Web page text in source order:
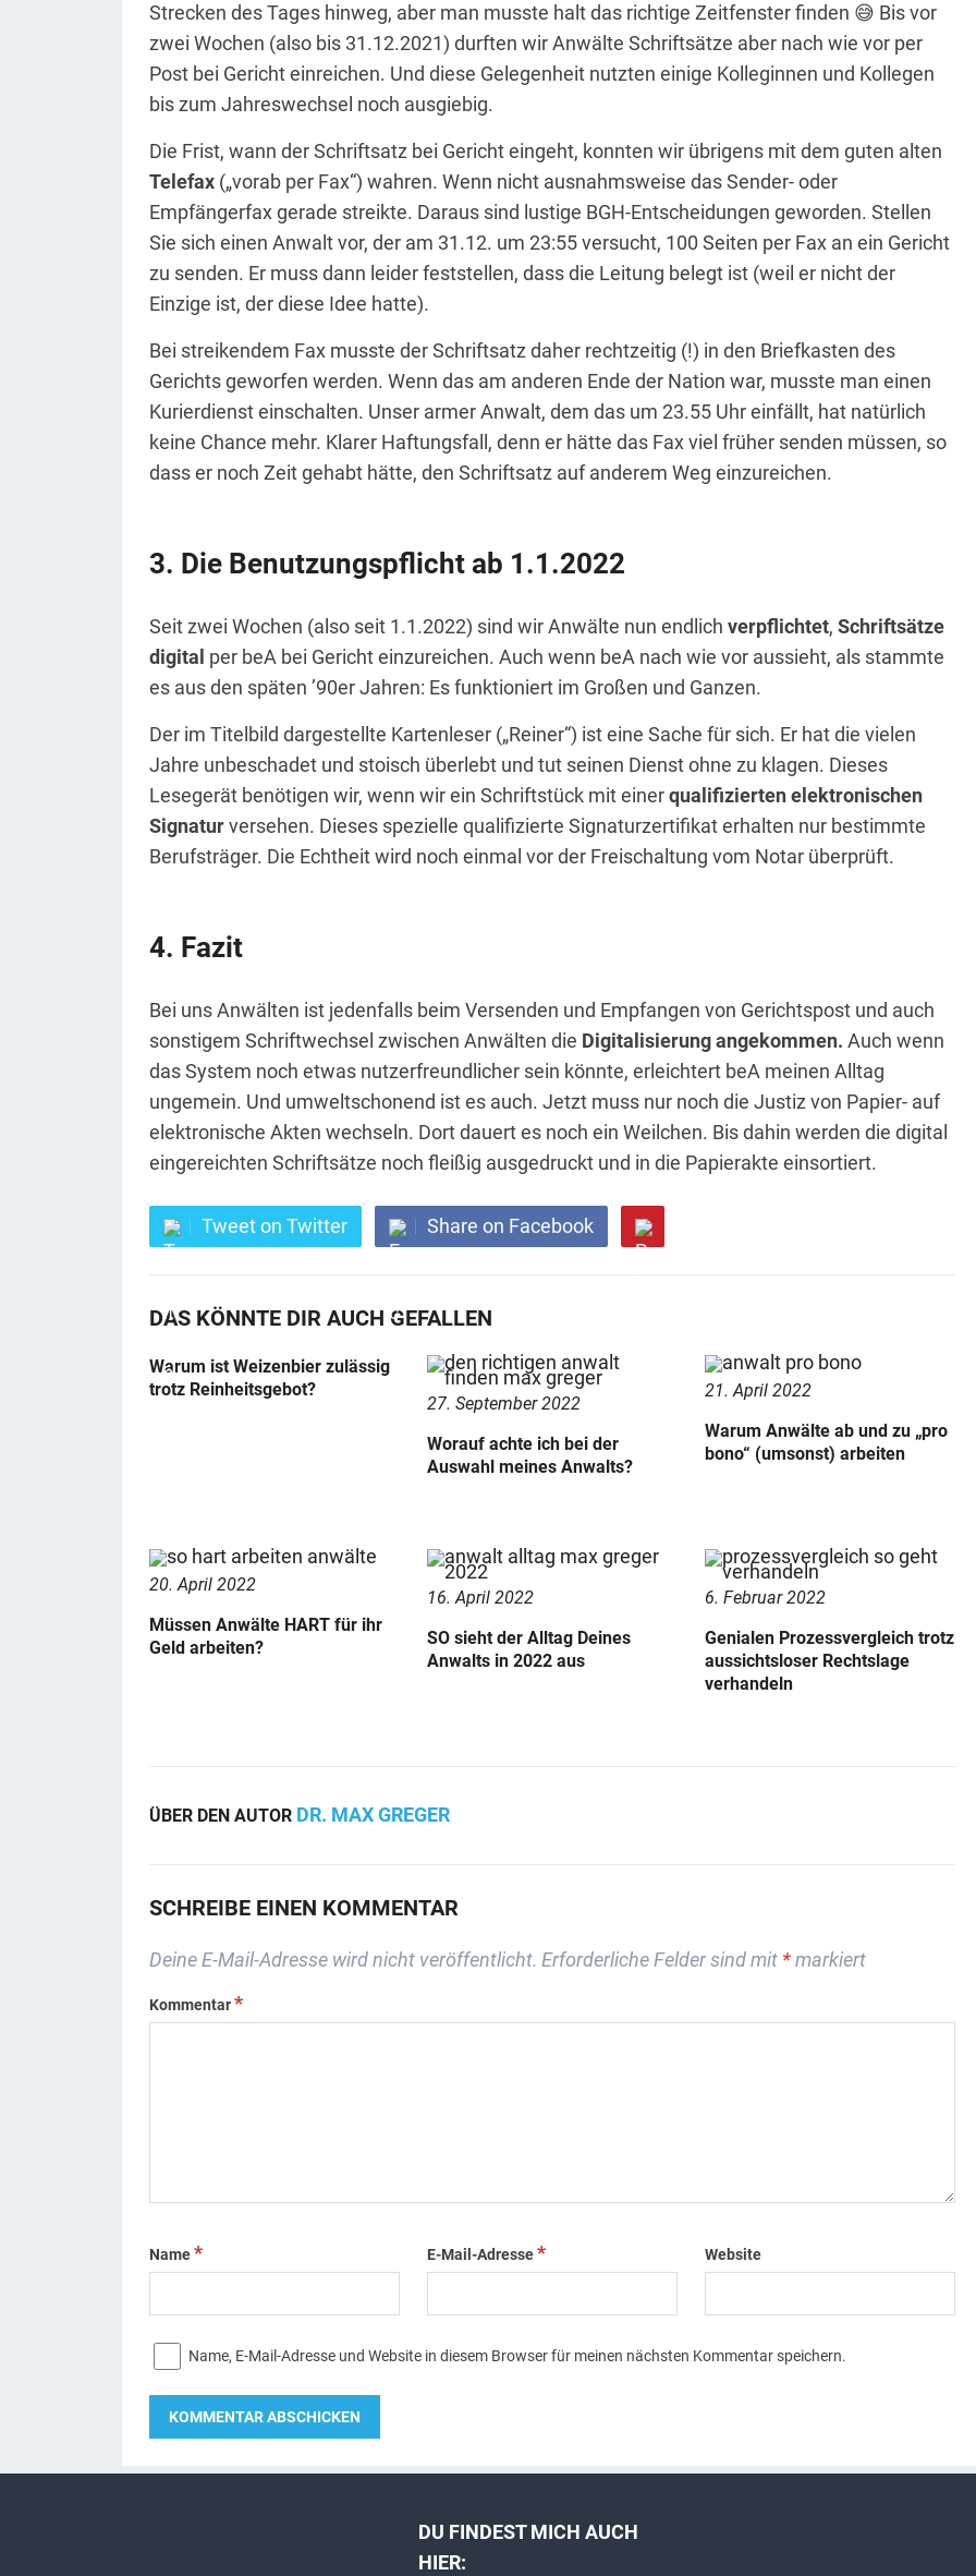
Strecken des Tages hinweg, aber man musste halt das richtige Zeitfenster finden 😅 Bis vor
zwei Wochen (also bis 31.12.2021) durften wir Anwälte Schriftsätze aber nach wie vor per
Post bei Gericht einreichen. Und diese Gelegenheit nutzten einige Kolleginnen und Kollegen
bis zum Jahreswechsel noch ausgiebig.
Die Frist, wann der Schriftsatz bei Gericht eingeht, konnten wir übrigens mit dem guten alten
Telefax („vorab per Fax“) wahren. Wenn nicht ausnahmsweise das Sender- oder
Empfängerfax gerade streikte. Daraus sind lustige BGH-Entscheidungen geworden. Stellen
Sie sich einen Anwalt vor, der am 31.12. um 23:55 versucht, 100 Seiten per Fax an ein Gericht
zu senden. Er muss dann leider feststellen, dass die Leitung belegt ist (weil er nicht der
Einzige ist, der diese Idee hatte).
Bei streikendem Fax musste der Schriftsatz daher rechtzeitig (!) in den Briefkasten des
Gerichts geworfen werden. Wenn das am anderen Ende der Nation war, musste man einen
Kurierdienst einschalten. Unser armer Anwalt, dem das um 23.55 Uhr einfällt, hat natürlich
keine Chance mehr. Klarer Haftungsfall, denn er hätte das Fax viel früher senden müssen, so
dass er noch Zeit gehabt hätte, den Schriftsatz auf anderem Weg einzureichen.
Die Benutzungspflicht ab 1.1.2022
Seit zwei Wochen (also seit 1.1.2022) sind wir Anwälte nun endlich verpflichtet, Schriftsätze
digital per beA bei Gericht einzureichen. Auch wenn beA nach wie vor aussieht, als stammte
es aus den späten ’90er Jahren: Es funktioniert im Großen und Ganzen.
Der im Titelbild dargestellte Kartenleser („Reiner“) ist eine Sache für sich. Er hat die vielen
Jahre unbeschadet und stoisch überlebt und tut seinen Dienst ohne zu klagen. Dieses
Lesegerät benötigen wir, wenn wir ein Schriftstück mit einerqualifizierten elektronischen
Signaturversehen. Dieses spezielle qualifizierte Signaturzertifikat erhalten nur bestimmte
Berufsträger. Die Echtheit wird noch einmal vor der Freischaltung vom Notar überprüft.
Fazit
Bei uns Anwälten ist jedenfalls beim Versenden und Empfangen von Gerichtspost und auch
sonstigem Schriftwechsel zwischen Anwälten die Digitalisierung angekommen. Auch wenn
das System noch etwas nutzerfreundlicher sein könnte, erleichtert beA meinen Alltag
ungemein. Und umweltschonend ist es auch. Jetzt muss nur noch die Justiz von Papier- auf
elektronische Akten wechseln. Dort dauert es noch ein Weilchen. Bis dahin werden die digital
eingereichten Schriftsätze noch fleißig ausgedruckt und in die Papierakte einsortiert.
Tweet on Twitter Share on Facebook
DAS KÖNNTE DIR AUCH GEFALLEN
Warum ist Weizenbier zulässig
trotz Reinheitsgebot?
27. September 2022
Worauf achte ich bei der
Auswahl meines Anwalts?
21. April 2022
Warum Anwälte ab und zu „pro
bono“ (umsonst) arbeiten
20. April 2022
Müssen Anwälte HART für ihr
Geld arbeiten?
16. April 2022
SO sieht der Alltag Deines
Anwalts in 2022 aus
6. Februar 2022
Genialen Prozessvergleich trotz
aussichtsloser Rechtslage
verhandeln
ÜBER DEN AUTOR DR. MAX GREGER
SCHREIBE EINEN KOMMENTAR
Deine E-Mail-Adresse wird nicht veröffentlicht. Erforderliche Felder sind mit *markiert
Kommentar*
Name* E-Mail-Adresse* Website
Name, E-Mail-Adresse und Website in diesem Browser für meinen nächsten Kommentar speichern.
DU FINDEST MICH AUCH
HIER: